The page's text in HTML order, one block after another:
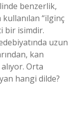
benzerlik,
“ilginç
bir isimdir.
uzun
kan
Orta
hangi dilde?